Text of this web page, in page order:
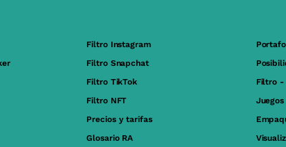
Filtro Instagram
Filtro Snapchat
Filtro TikTok
Filtro NFT
Precios y tarifas
Glosario RA
Filtro -